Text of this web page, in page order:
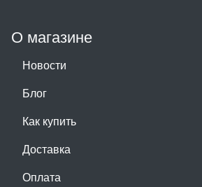
О магазине
Новости
Блог
Как купить
Доставка
Оплата